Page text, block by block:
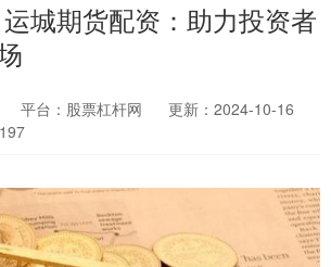
城期货配资：助力投资者
平台：股票杠杆网
更新：2024-10-16